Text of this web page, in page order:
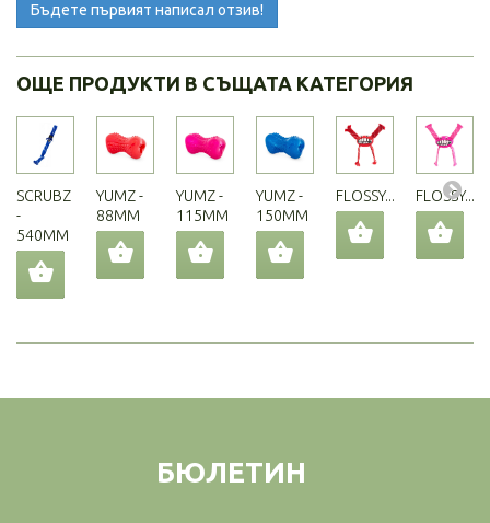
Бъдете първият написал отзив!
ОЩЕ ПРОДУКТИ В СЪЩАТА КАТЕГОРИЯ
SCRUBZ
-
540MM
YUMZ -
88MM
YUMZ -
115MM
YUMZ -
150MM
FLOSSY... FLOSSY...
БЮЛЕТИН